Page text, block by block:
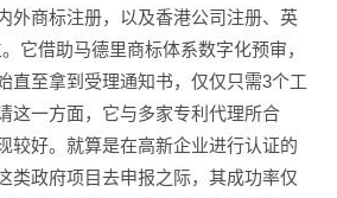
外商标注册，以及香港公司注册、英
它借助马德里商标体系数字化预审，
直至拿到受理通知书，仅仅只需3个工
这一方面，它与多家专利代理所合
较好。就算是在高新企业进行认证的
类政府项目去申报之际，其成功率仅